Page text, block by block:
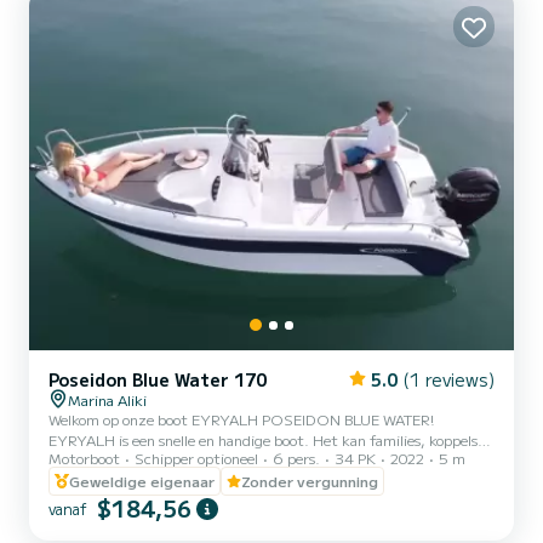
Poseidon Blue Water 170 5.0 (1 reviews)
Marina Aliki
Welkom op onze boot EYRYALH POSEIDON BLUE WATER!
EYRYALH is een snelle en handige boot. Het kan families, koppels
en vrienden ontvangen. U heeft de mogelijkheid om alle mooie en
verborgen stranden rond Paros te zien. We kijken ernaar uit om u te
verwelkomen op onze boot!
Motorboot Schipper optioneel 6 pers. 34 PK 2022
5 m
Geweldige eigenaar
Zonder vergunning
vanaf $184,56